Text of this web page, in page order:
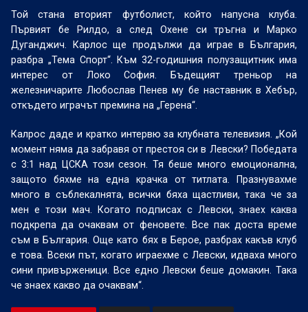
Той стана вторият футболист, който напусна клуба.
Първият бе Рилдо, а след Охене си тръгна и Марко
Дуганджич. Карлос ще продължи да играе в България,
разбра „Тема Спорт“. Към 32-годишния полузащитник има
интерес от Локо София. Бъдещият треньор на
железничарите Любослав Пенев му бе наставник в Хебър,
откъдето играчът премина на „Герена“.
Калрос даде и кратко интервю за клубната телевизия. „Кой
момент няма да забравя от престоя си в Левски? Победата
с 3:1 над ЦСКА този сезон. Тя беше много емоционална,
защото бяхме на една крачка от титлата. Празнувахме
много в съблекалнята, всички бяха щастливи, така че за
мен е този мач. Когато подписах с Левски, знаех каква
подкрепа да очаквам от феновете. Все пак доста време
съм в България. Още като бях в Берое, разбрах какъв клуб
е това. Всеки път, когато играехме с Левски, идваха много
сини привърженици. Все едно Левски беше домакин. Така
че знаех какво да очаквам“.